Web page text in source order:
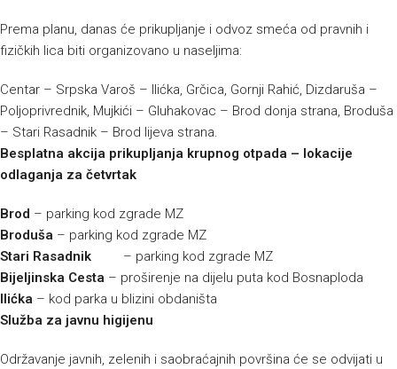
Prema planu, danas će prikupljanje i odvoz smeća od pravnih i
fizičkih lica biti organizovano u naseljima:
Centar – Srpska Varoš – Ilićka, Grčica, Gornji Rahić, Dizdaruša –
Poljoprivrednik, Mujkići – Gluhakovac – Brod donja strana, Broduša
– Stari Rasadnik – Brod lijeva strana.
Besplatna akcija prikupljanja krupnog otpada – lokacije
odlaganja za četvrtak
Brod – parking kod zgrade MZ
Broduša – parking kod zgrade MZ
Stari Rasadnik – parking kod zgrade MZ
Bijeljinska Cesta – proširenje na dijelu puta kod Bosnaploda
Ilićka – kod parka u blizini obdaništa
Služba za javnu higijenu
Održavanje javnih, zelenih i saobraćajnih površina će se odvijati u